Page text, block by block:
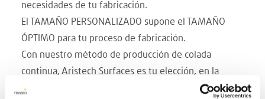
necesidades de tu fabricación.
El TAMAÑO PERSONALIZADO supone el TAMAÑO
ÓPTIMO para tu proceso de fabricación.
Con nuestro método de producción de colada
continua, Aristech Surfaces es tu elección, en la
fabricación personalizada. Sea cual sea el ancho, el